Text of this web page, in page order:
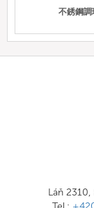
不銹鋼調
Láň